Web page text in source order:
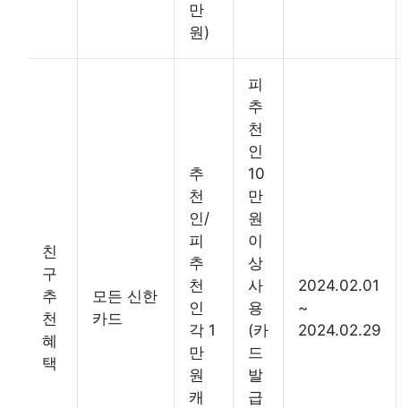
만
원)
친
구
추
천
혜
택
모든 신한
카드
추
천
인/
피
추
천
인
각 1
만
원
캐
피
추
천
인
10
만
원
이
상
사
용
(카
드
발
급
2024.02.01
~
2024.02.29